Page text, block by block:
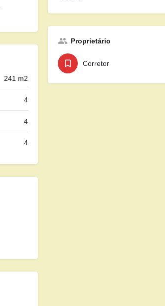
241 m2
4
4
4
Proprietário
Corretor